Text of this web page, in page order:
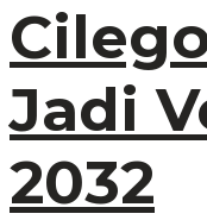
Jadi
2032